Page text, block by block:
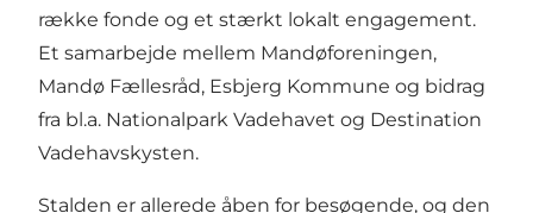
række fonde og et stærkt lokalt engagement.
Et samarbejde mellem Mandøforeningen,
Mandø Fællesråd, Esbjerg Kommune og bidrag
fra bl.a. Nationalpark Vadehavet og Destination
Vadehavskysten.
Stalden er allerede åben for besøgende, og den